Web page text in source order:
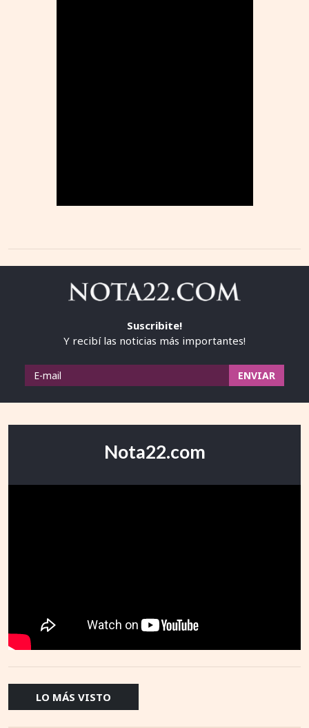
Suscribite!
Y recibí las noticias más importantes!
Nota22.com
LO MÁS VISTO